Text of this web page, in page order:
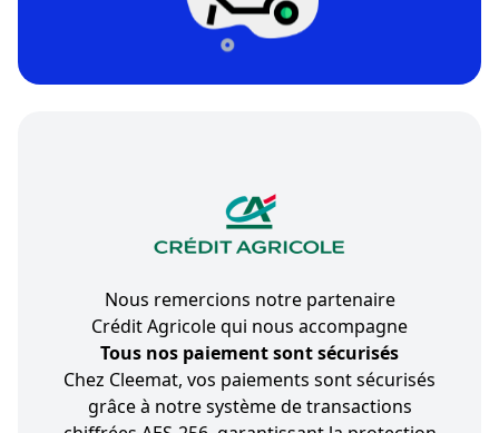
Nous remercions notre partenaire
Crédit Agricole qui nous accompagne
Tous nos paiement sont sécurisés
Chez Cleemat, vos paiements sont sécurisés
grâce à notre système de transactions